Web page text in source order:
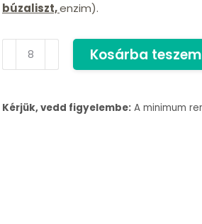
búzaliszt,enzim).
Kosárba teszem
Kérjük, vedd figyelembe: A minimum